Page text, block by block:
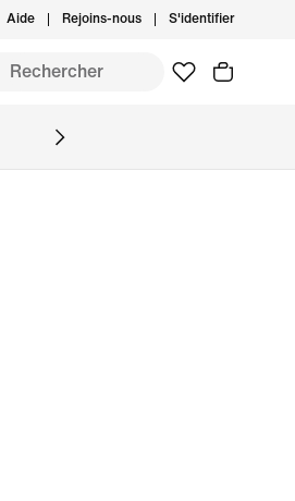
Aide Rejoins-nous S'identifier